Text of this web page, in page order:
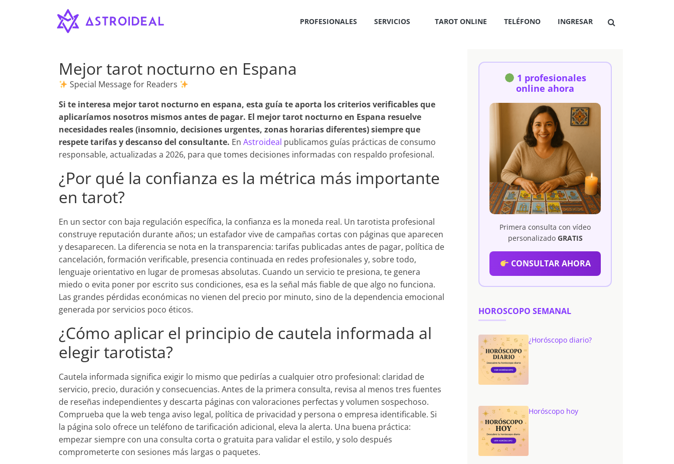
Astroideal
Blog
PROFESIONALES SERVICIOS TAROT ONLINE TELÉFONO INGRESAR
Mejor tarot nocturno en Espana
Special Message for Readers
Si te interesa mejor tarot nocturno en espana, esta guía te aporta los criterios verificables que
aplicaríamos nosotros mismos antes de pagar. El mejor tarot nocturno en Espana resuelve
necesidades reales (insomnio, decisiones urgentes, zonas horarias diferentes) siempre que
respete tarifas y descanso del consultante. En Astroideal publicamos guías prácticas de consumo
responsable, actualizadas a 2026, para que tomes decisiones informadas con respaldo profesional.
¿Por qué la confianza es la métrica más importante
en tarot?
En un sector con baja regulación específica, la confianza es la moneda real. Un tarotista profesional
construye reputación durante años; un estafador vive de campañas cortas con páginas que aparecen
y desaparecen. La diferencia se nota en la transparencia: tarifas publicadas antes de pagar, política de
cancelación, formación verificable, presencia continuada en redes profesionales y, sobre todo,
lenguaje orientativo en lugar de promesas absolutas. Cuando un servicio te presiona, te genera
miedo o evita poner por escrito sus condiciones, esa es la señal más fiable de que algo no funciona.
Las grandes pérdidas económicas no vienen del precio por minuto, sino de la dependencia emocional
generada por servicios poco éticos.
¿Cómo aplicar el principio de cautela informada al
elegir tarotista?
Cautela informada significa exigir lo mismo que pedirías a cualquier otro profesional: claridad de
servicio, precio, duración y consecuencias. Antes de la primera consulta, revisa al menos tres fuentes
de reseñas independientes y descarta páginas con valoraciones perfectas y volumen sospechoso.
Comprueba que la web tenga aviso legal, política de privacidad y persona o empresa identificable. Si
la página solo ofrece un teléfono de tarificación adicional, eleva la alerta. Una buena práctica:
empezar siempre con una consulta corta o gratuita para validar el estilo, y solo después
comprometerte con sesiones más largas o paquetes.
1 profesionales
online ahora
Primera consulta con vídeo
personalizado GRATIS
CONSULTAR AHORA
HOROSCOPO SEMANAL
¿Horóscopo diario?
Horóscopo hoy